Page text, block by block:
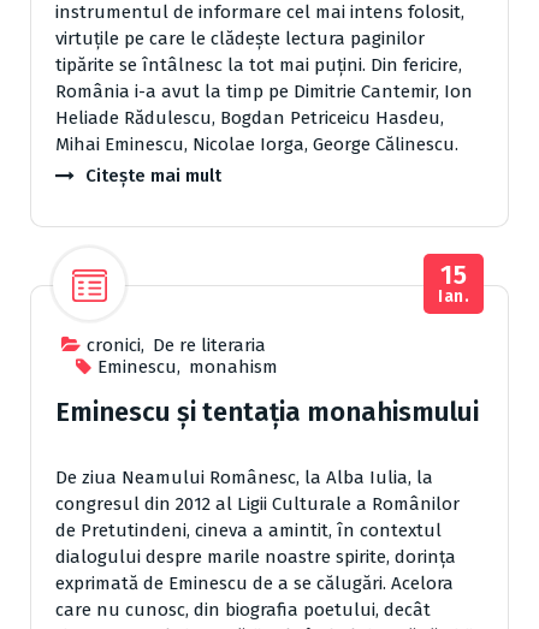
instrumentul de informare cel mai intens folosit,
virtuţile pe care le clădeşte lectura paginilor
tipărite se întâlnesc la tot mai puţini. Din fericire,
România i-a avut la timp pe Dimitrie Cantemir, Ion
Heliade Rădulescu, Bogdan Petriceicu Hasdeu,
Mihai Eminescu, Nicolae Iorga, George Călinescu.
Citește mai mult
cronici, De re literaria
Eminescu, monahism
15
Ian.
Eminescu şi tentaţia monahismului
De ziua Neamului Românesc, la Alba Iulia, la
congresul din 2012 al Ligii Culturale a Românilor
de Pretutindeni, cineva a amintit, în contextul
dialogului despre marile noastre spirite, dorinţa
exprimată de Eminescu de a se călugări. Acelora
care nu cunosc, din biografia poetului, decât